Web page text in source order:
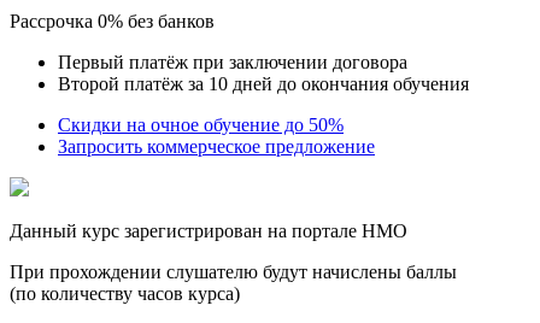
Рассрочка 0% без банков
Первый платёж при заключении договора
Второй платёж за 10 дней до окончания обучения
Скидки на очное обучение до 50%
Запросить коммерческое предложение
Данный курс зарегистрирован на портале НМО
При прохождении слушателю будут начислены баллы
(по количеству часов курса)